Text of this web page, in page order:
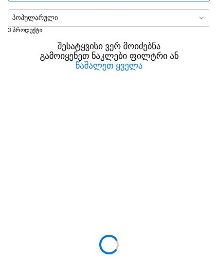
თავსებადი მოდელები
3 პროდუქტი
პოპულარული
შესატყვისი ვერ მოიძებნა
გამოიყენეთ ნაკლები ფილტრი ან
წაშალეთ ყველა